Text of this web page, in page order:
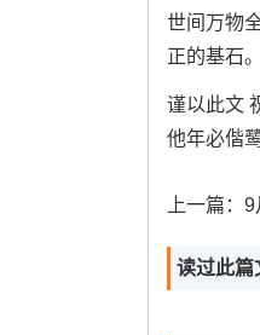
世间万物
正的基石。
谨以此文
他年必偕
上一篇： 9
读过此篇